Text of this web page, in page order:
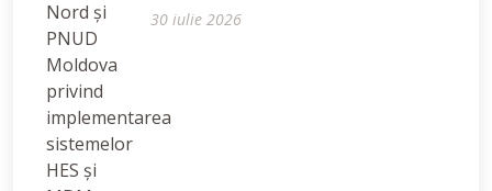
30 iulie 2026